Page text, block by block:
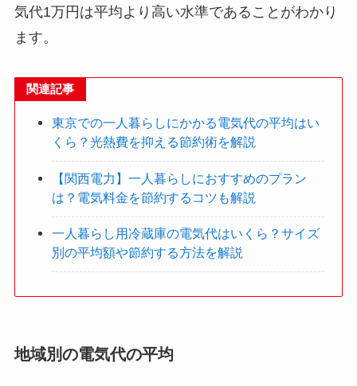
気代1万円は平均より高い水準であることがわかり
ます。
関連記事
東京での一人暮らしにかかる電気代の平均はい
くら？光熱費を抑える節約術を解説
【関西電力】一人暮らしにおすすめのプラン
は？電気料金を節約するコツも解説
一人暮らし用冷蔵庫の電気代はいくら？サイズ
別の平均額や節約する方法を解説
地域別の電気代の平均